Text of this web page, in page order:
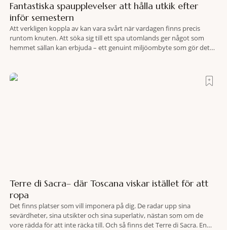
Fantastiska spaupplevelser att hålla utkik efter
inför semestern
Att verkligen koppla av kan vara svårt när vardagen finns precis
runtom knuten. Att söka sig till ett spa utomlands ger något som
hemmet sällan kan erbjuda – ett genuint miljöombyte som gör det
Terre di Sacra– där Toscana viskar istället för att
ropa
Det finns platser som vill imponera på dig. De radar upp sina
sevärdheter, sina utsikter och sina superlativ, nästan som om de
vore rädda för att inte räcka till. Och så finns det Terre di Sacra. En